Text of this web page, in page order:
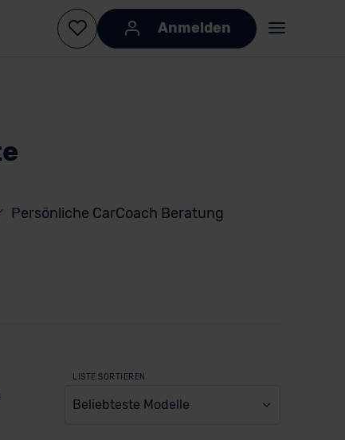
Anmelden
Persönliche CarCoach Beratung
LISTE SORTIEREN
Beliebteste Modelle